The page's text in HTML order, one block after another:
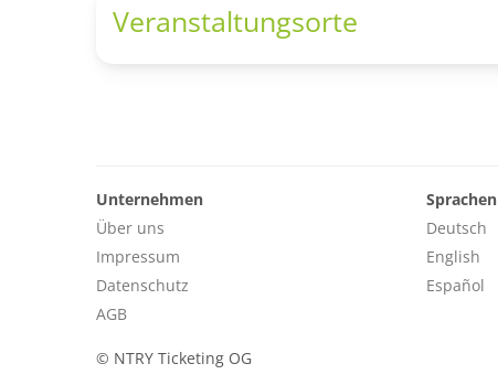
Veranstaltungsorte
Unternehmen
Über uns
Impressum
Datenschutz
AGB
Sprachen
Deutsch
English
Español
© NTRY Ticketing OG